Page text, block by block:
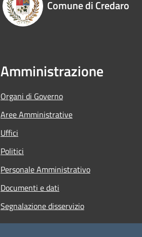
Comune di Credaro
Amministrazione
Organi di Governo
Aree Amministrative
Uffici
Politici
Personale Amministrativo
Documenti e dati
Segnalazione disservizio